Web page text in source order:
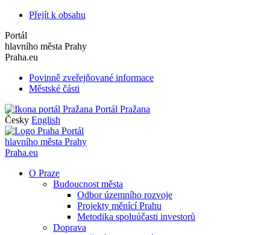
Přejít k obsahu
Portál
hlavního města Prahy
Praha.eu
Povinně zveřejňované informace
Městské části
Portál Pražana
Česky English
Portál
hlavního města Prahy
Praha.eu
O Praze
Budoucnost města
Odbor územního rozvoje
Projekty měnící Prahu
Metodika spoluúčasti investorů
Doprava